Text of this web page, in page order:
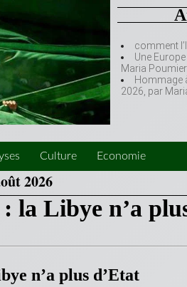
comment
Une
Maria Poumier
Hommage
2026, par
Culture Economie
2026
la Libye n’a
n’a plus d’Etat